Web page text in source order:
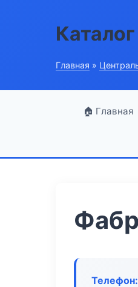
Главная »
🏠 Главная
Телефон: